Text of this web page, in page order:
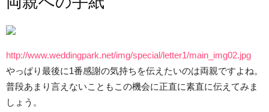
http://www.weddingpark.net/img/special/letter1/main_img02.jpg
やっぱり最後に1番感謝の気持ちを伝えたいのは両親ですよね。
普段あまり言えないこともこの機会に正直に素直に伝えてみま
しょう。